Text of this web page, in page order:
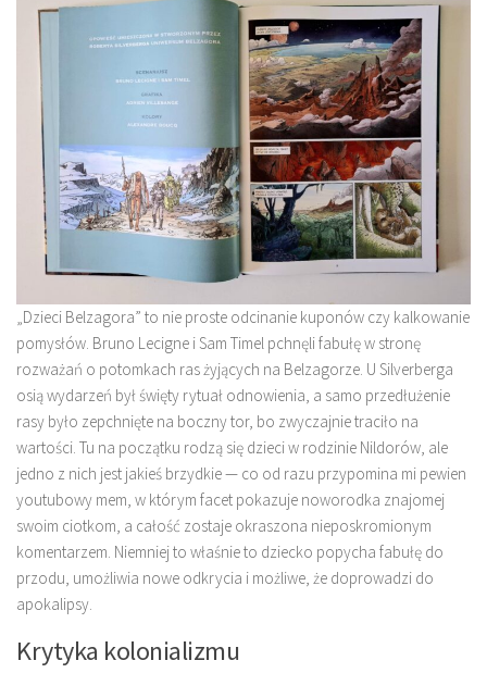
„Dzieci Belzagora” to nie proste odcinanie kuponów czy kalkowanie
pomysłów. Bruno Lecigne i Sam Timel pchnęli fabułę w stronę
rozważań o potomkach ras żyjących na Belzagorze. U Silverberga
osią wydarzeń był święty rytuał odnowienia, a samo przedłużenie
rasy było zepchnięte na boczny tor, bo zwyczajnie traciło na
wartości. Tu na początku rodzą się dzieci w rodzinie Nildorów, ale
jedno z nich jest jakieś brzydkie — co od razu przypomina mi pewien
youtubowy mem, w którym facet pokazuje noworodka znajomej
swoim ciotkom, a całość zostaje okraszona nieposkromionym
komentarzem. Niemniej to właśnie to dziecko popycha fabułę do
przodu, umożliwia nowe odkrycia i możliwe, że doprowadzi do
apokalipsy.
Krytyka kolonializmu